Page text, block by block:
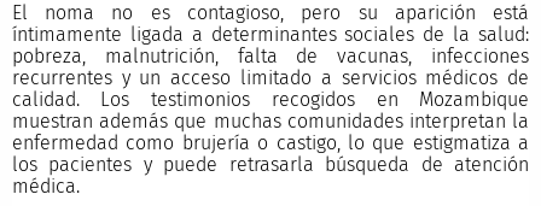
El noma no es contagioso, pero su aparición está
íntimamente ligada a determinantes sociales de la salud:
pobreza, malnutrición, falta de vacunas, infecciones
recurrentes y un acceso limitado a servicios médicos de
calidad. Los testimonios recogidos en Mozambique
muestran además que muchas comunidades interpretan la
enfermedad como brujería o castigo, lo que estigmatiza a
los pacientes y puede retrasarla búsqueda de atención
médica.